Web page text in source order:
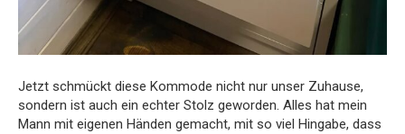
Jetzt schmückt diese Kommode nicht nur unser Zuhause,
sondern ist auch ein echter Stolz geworden. Alles hat mein
Mann mit eigenen Händen gemacht, mit so viel Hingabe, dass